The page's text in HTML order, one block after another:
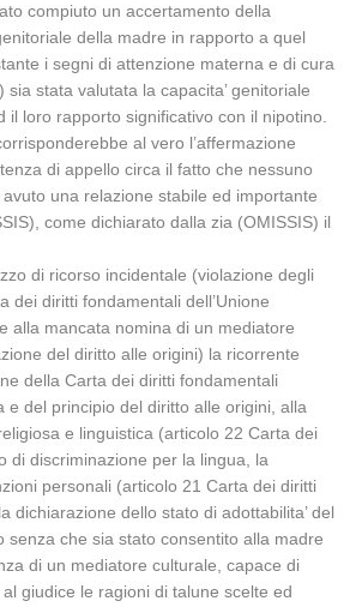
compiuto un accertamento della
della madre in rapporto a quel
i segni di attenzione materna e di cura
sia stata valutata la capacita’ genitoriale
il loro rapporto significativo con il nipotino.
al vero l’affermazione
di appello circa il fatto che nessuno
una relazione stabile ed importante
come dichiarato dalla zia (OMISSIS) il
di ricorso incidentale (violazione degli
dei diritti fondamentali dell’Unione
alla mancata nomina di un mediatore
del diritto alle origini) la ricorrente
della Carta dei diritti fondamentali
e del principio del diritto alle origini, alla
e linguistica (articolo 22 Carta dei
di discriminazione per la lingua, la
personali (articolo 21 Carta dei diritti
dichiarazione dello stato di adottabilita’ del
senza che sia stato consentito alla madre
di un mediatore culturale, capace di
giudice le ragioni di talune scelte ed